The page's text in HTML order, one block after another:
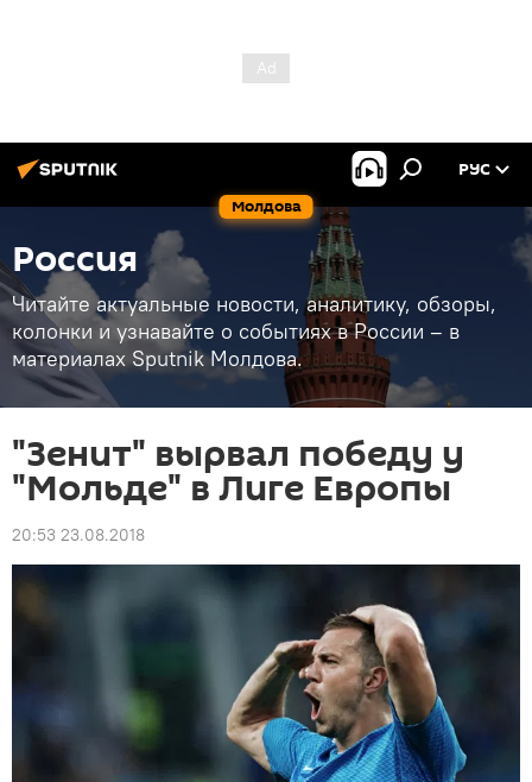
Молдова
РУС
Россия
Читайте актуальные новости, аналитику, обзоры,
колонки и узнавайте о событиях в России – в
материалах Sputnik Молдова.
"Зенит" вырвал победу у
"Мольде" в Лиге Европы
20:53 23.08.2018